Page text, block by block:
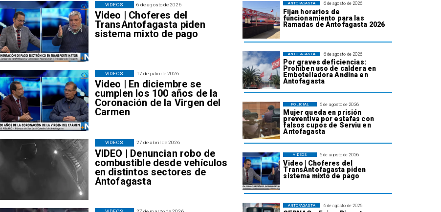
6 de agosto de 2026
Fijan horarios de
funcionamiento para las
Ramadas de Antofagasta 2026
ANTOFAGASTA
6 de agosto de 2026
Por graves deficiencias:
Prohiben uso de caldera en
Embotelladora Andina en
Antofagasta
ANTOFAGASTA
6 de agosto de 2026
Mujer queda en prisión
preventiva por estafas con
falsos cupos de Serviu en
Antofagasta
POLICIAL
6 de agosto de 2026
Video | Choferes del
TransAntofagasta piden
sistema mixto de pago
VIDEOS
6 de agosto de 2026
ANTOFAGASTA
6 de agosto de 2026
Video | Choferes del
TransAntofagasta piden
sistema mixto de pago
VIDEOS
17 de julio de 2026
Video | En diciembre se
cumplen los 100 años de la
Coronación de la Virgen del
Carmen
VIDEOS
27 de abril de 2026
VIDEO | Denuncian robo de
combustible desde vehículos
en distintos sectores de
Antofagasta
VIDEOS